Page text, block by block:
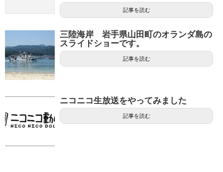
記事を読む
三陸海岸 岩手県山田町のオランダ島の
スライドショーです。
記事を読む
ニコニコ生放送をやってみました
記事を読む